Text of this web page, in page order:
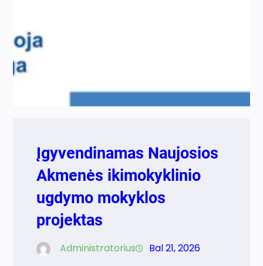
Įgyvendinamas Naujosios
Akmenės ikimokyklinio
ugdymo mokyklos
projektas
Administratorius Bal 21, 2026